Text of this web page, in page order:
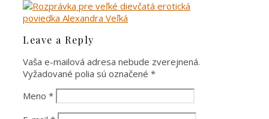
Leave a Reply
Vaša e-mailová adresa nebude zverejnená.
Vyžadované polia sú označené *
Meno *